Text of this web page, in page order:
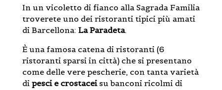
In un vicoletto di fianco alla Sagrada Familia
troverete uno dei ristoranti tipici più amati
di Barcellona: La Paradeta.
È una famosa catena di ristoranti (6
ristoranti sparsi in città) che si presentano
come delle vere pescherie, con tanta varietà
di pesci e crostaceisu banconi ricolmi di